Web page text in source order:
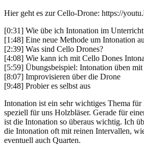
Hier geht es zur Cello-Drone: https://
[0:31] Wie übe ich Intonation im
[1:48] Eine neue Methode um Intonation
[2:39] Was sind Cello Drones?
[4:08] Wie kann ich mit Cello Dones
[5:59] Übungsbeispiel: Intonation üben
[8:07] Improvisieren über die Drone
[9:48] Probier es selbst aus
Intonation ist ein sehr wichtiges Thema für
speziell für uns Holzbläser. Gerade für
ist die Intonation so überaus wichtig. Ich
die Intonation oft mit reinen Intervallen,
eventuell auch Quarten.